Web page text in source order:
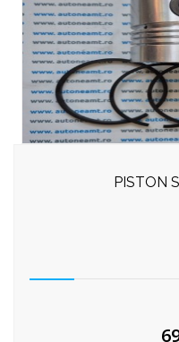
PISTON